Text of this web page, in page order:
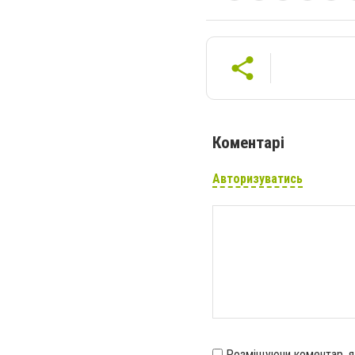
Коментарі
Авторизуватись